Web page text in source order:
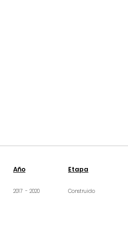
Año
2017 - 2020
Etapa
Construido